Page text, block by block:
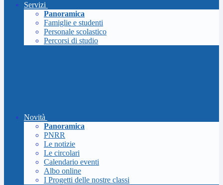
Servizi
Panoramica
Famiglie e studenti
Personale scolastico
Percorsi di studio
Novità
Panoramica
PNRR
Le notizie
Le circolari
Calendario eventi
Albo online
I Progetti delle nostre classi